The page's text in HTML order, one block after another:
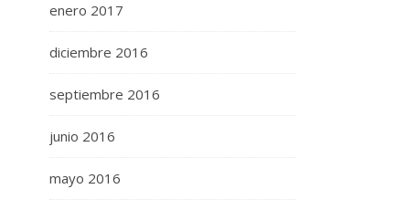
enero 2017
diciembre 2016
septiembre 2016
junio 2016
mayo 2016